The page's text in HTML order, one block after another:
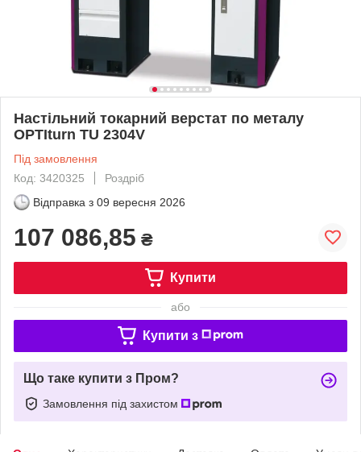
Настільний токарний верстат по металу
OPTIturn TU 2304V
Під замовлення
Код: 3420325
Роздріб
Відправка з 09 вересня 2026
107 086,85 ₴
Купити
або
Купити з
Що таке купити з Пром?
Замовлення під захистом